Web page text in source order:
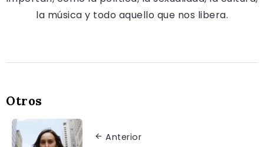
la música y todo aquello que nos libera.
Otros
Anterior